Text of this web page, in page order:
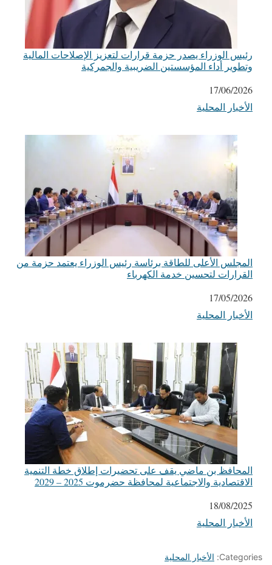
رئيس الوزراء يصدر حزمة قرارات لتعزيز الإصلاحات المالية
وتطوير أداء المؤسستين الضريبية والجمركية
التاريخ
17/06/2026
في ما يتعلق بما يأتي
الأخبار المحلية
المجلس الأعلى للطاقة برئاسة رئيس الوزراء يعتمد حزمة من
القرارات لتحسين خدمة الكهرباء
التاريخ
17/05/2026
في ما يتعلق بما يأتي
الأخبار المحلية
المحافظ بن ماضي يقف على تحضيرات إطلاق خطة التنمية
الاقتصادية والاجتماعية لمحافظة حضرموت 2025 – 2029
التاريخ
18/08/2025
في ما يتعلق بما يأتي
الأخبار المحلية
Categories: الأخبار المحلية